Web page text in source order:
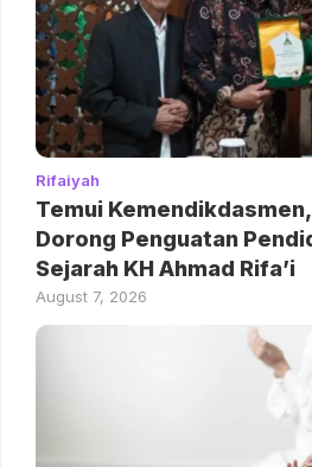
Rifaiyah
Temui Kemendikdasmen,
Dorong Penguatan
Sejarah KH Ahmad Rifa’i
August 7, 2026